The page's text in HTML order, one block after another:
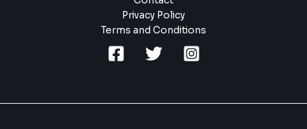
Privacy Policy
Terms and Conditions